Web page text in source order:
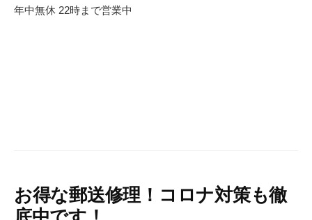
年中無休 22時まで営業中
お得な郵送修理！コロナ対策も徹